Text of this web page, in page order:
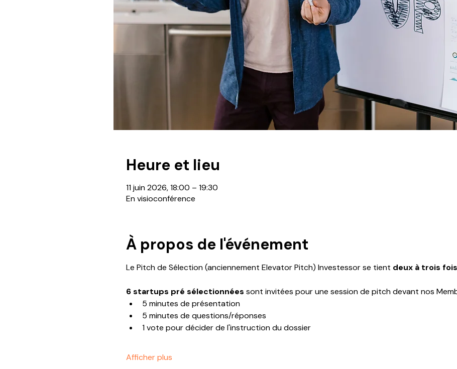
Heure et lieu
11 juin 2026, 18:00 – 19:30
En visioconférence
À propos de l'événement
Le Pitch de Sélection (anciennement Elevator Pitch) Investessor se tient deux à trois
6 startups pré sélectionnées sont invitées pour une session de pitch devant nos
5 minutes de présentation
5 minutes de questions/réponses
1 vote pour décider de l'instruction du dossier
Afficher plus